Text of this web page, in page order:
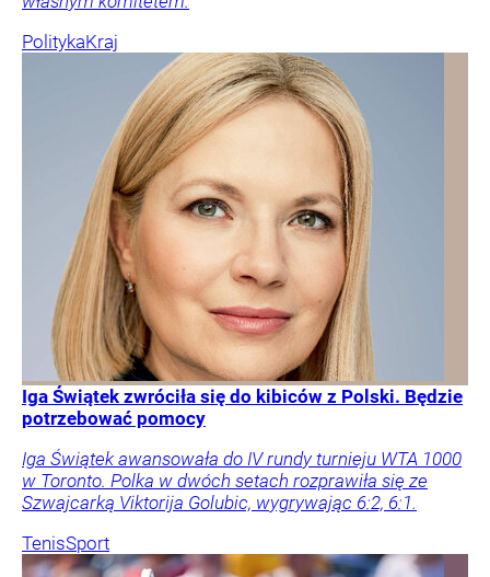
PolitykaKraj
Iga Świątek zwróciła się do kibiców z Polski. Będzie
potrzebować pomocy
Iga Świątek awansowała do IV rundy turnieju WTA 1000
w Toronto. Polka w dwóch setach rozprawiła się ze
Szwajcarką Viktorija Golubic, wygrywając 6:2, 6:1.
TenisSport